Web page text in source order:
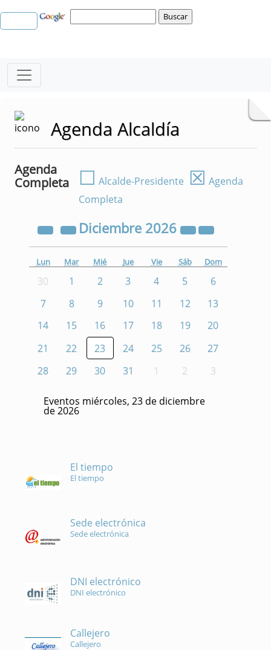
Agenda Alcaldía
Agenda
Completa
☐ Alcalde-Presidente ☒ Agenda
Completa
Diciembre 2026
Lun Mar Mié Jue Vie Sáb Dom
30 1 2 3 4 5
6
7
8 9 10 11 12
13
14
15 16 17 18 19
20
21
22 23 24 25 26
27
28
29 30 31 1 2 3
Eventos miércoles, 23 de diciembre
de 2026
El tiempo
El tiempo
Sede electrónica
Sede electrónica
DNI electrónico
DNI electrónico
Callejero
Callejero